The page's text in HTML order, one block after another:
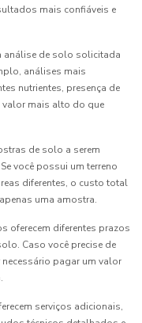
mais confiáveis e
análise de solo solicitada
análises mais
nutrientes, presença de
valor mais alto do que
de solo a serem
você possui um terreno
diferentes, o custo total
uma amostra.
oferecem diferentes prazos
Caso você precise de
pagar um valor
serviços adicionais,